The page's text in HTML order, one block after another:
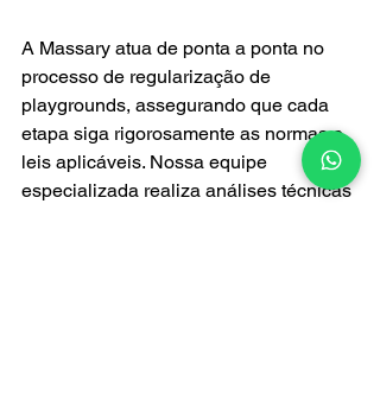
A Massary atua de ponta a ponta no
processo de regularização de
playgrounds, assegurando que cada
etapa siga rigorosamente as normas e
leis aplicáveis. Nossa equipe
especializada realiza análises técnicas